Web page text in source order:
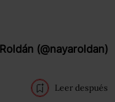
(@nayaroldan)
Leer después